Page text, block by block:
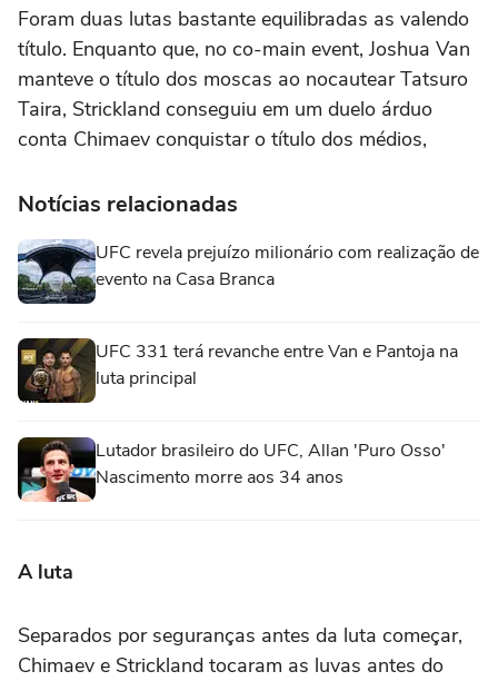
Foram duas lutas bastante equilibradas as valendo
título. Enquanto que, no co-main event, Joshua Van
manteve o título dos moscas ao nocautear Tatsuro
Taira, Strickland conseguiu em um duelo árduo
conta Chimaev conquistar o título dos médios,
Notícias relacionadas
UFC revela prejuízo milionário com realização de
evento na Casa Branca
UFC 331 terá revanche entre Van e Pantoja na
luta principal
Lutador brasileiro do UFC, Allan 'Puro Osso'
Nascimento morre aos 34 anos
A luta
Separados por seguranças antes da luta começar,
Chimaev e Strickland tocaram as luvas antes do